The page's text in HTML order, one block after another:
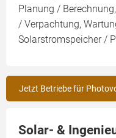
Planung /
/ Verpachtung,
Solarstromspeicher /
Jetzt Betriebe für
Solar- &